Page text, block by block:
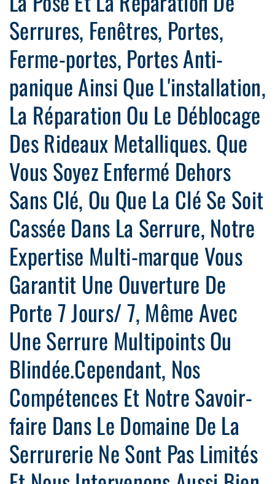
Serrures, Fenêtres, Portes,
Ferme-portes, Portes Anti-
panique Ainsi Que L'installation,
La Réparation Ou Le Déblocage
Des Rideaux Metalliques. Que
Vous Soyez Enfermé Dehors
Sans Clé, Ou Que La Clé Se Soit
Cassée Dans La Serrure, Notre
Expertise Multi-marque Vous
Garantit Une Ouverture De
Porte 7 Jours/ 7, Même Avec
Une Serrure Multipoints Ou
Blindée.Cependant, Nos
Compétences Et Notre Savoir-
faire Dans Le Domaine De La
Serrurerie Ne Sont Pas Limités